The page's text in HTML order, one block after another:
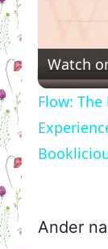
Watch
Flow:
Ander